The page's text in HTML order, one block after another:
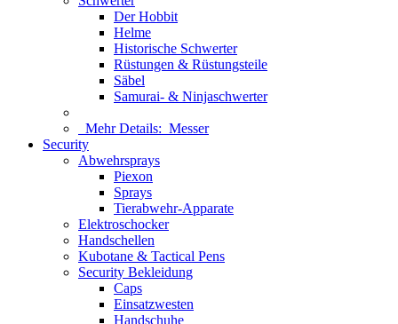
Der Hobbit
Helme
Historische Schwerter
Rüstungen & Rüstungsteile
Säbel
Samurai- & Ninjaschwerter
Mehr Details: Messer
Security
Abwehrsprays
Piexon
Sprays
Tierabwehr-Apparate
Elektroschocker
Handschellen
Kubotane & Tactical Pens
Security Bekleidung
Caps
Einsatzwesten
Handschuhe